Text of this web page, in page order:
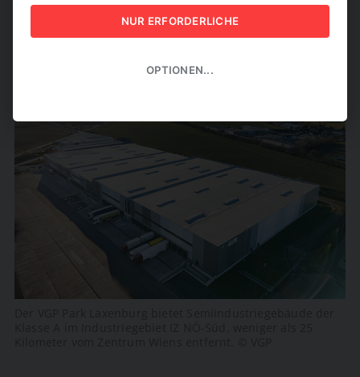
NUR ERFORDERLICHE
OPTIONEN...